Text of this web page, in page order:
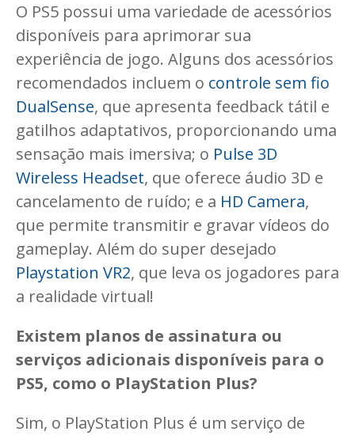
O PS5 possui uma variedade de acessórios
disponíveis para aprimorar sua
experiência de jogo. Alguns dos acessórios
recomendados incluem o controle sem fio
DualSense, que apresenta feedback tátil e
gatilhos adaptativos, proporcionando uma
sensação mais imersiva; o Pulse 3D
Wireless Headset, que oferece áudio 3D e
cancelamento de ruído; e a HD Camera,
que permite transmitir e gravar vídeos do
gameplay. Além do super desejado
Playstation VR2, que leva os jogadores para
a realidade virtual!
Existem planos de assinatura ou
serviços adicionais disponíveis para o
PS5, como o PlayStation Plus?
Sim, o PlayStation Plus é um serviço de